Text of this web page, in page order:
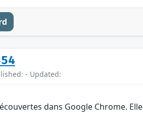
- Updated:
dans Google Chrome.